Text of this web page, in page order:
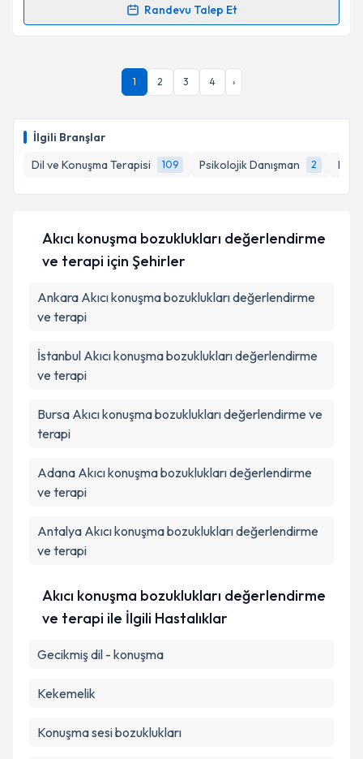
İlgili Branşlar
Dil ve Konuşma Terapisi
109 Psikolojik Danışman 2
Takvim Talebini Gönder
Randevu Talep Et
Randevu Takvimi Talebi
Dil ve Konuşma Terapisti Elif Memiş
takvimi talebi oluşturun. Size bu uzmandan randevu
bilgilendireceğiz.
Kişisel verilerimin işlenmesine ilişkinAydınlatma
'ni okudum ve kişisel verilerimin belirtilen
kapsamda işlenmesini kabul ediyorum.
1 2 3 4 ›
Akıcı konuşma bozuklukları değerlendirme
ve terapi için Şehirler
Ankara Akıcı konuşma bozuklukları değerlendirme
ve terapi
İstanbul Akıcı konuşma bozuklukları değerlendirme
ve terapi
Bursa Akıcı konuşma bozuklukları değerlendirme ve
terapi
Adana Akıcı konuşma bozuklukları değerlendirme
ve terapi
Antalya Akıcı konuşma bozuklukları değerlendirme
ve terapi
Akıcı konuşma bozuklukları değerlendirme
ve terapi ile İlgili Hastalıklar
Gecikmiş dil - konuşma
Kekemelik
Konuşma sesi bozuklukları